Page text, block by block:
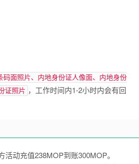
码面照片、内地身份证人像面、内地身份
证照片 ，工作时间内1-2小时内会有回
活动充值238MOP到账300MOP。